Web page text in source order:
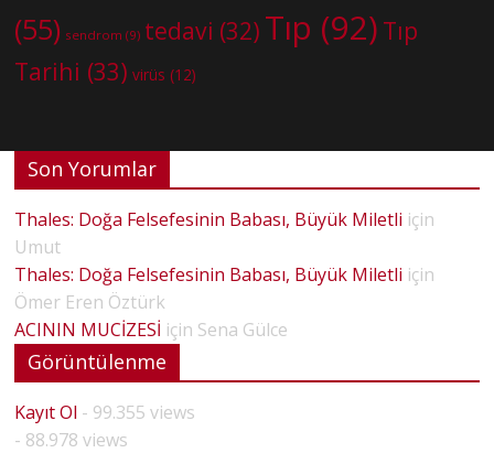
(55) sendrom (9) tedavi (32) Tıp (92) Tıp
Tarihi (33) virüs (12)
Son Yorumlar
Thales: Doğa Felsefesinin Babası, Büyük Miletli için
Umut
Thales: Doğa Felsefesinin Babası, Büyük Miletli için
Ömer Eren Öztürk
ACININ MUCİZESİ için Sena Gülce
Görüntülenme
Kayıt Ol - 99.355 views
- 88.978 views